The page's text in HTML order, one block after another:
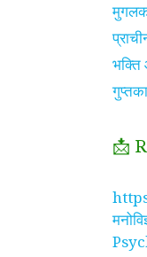
झाँसी की
📩